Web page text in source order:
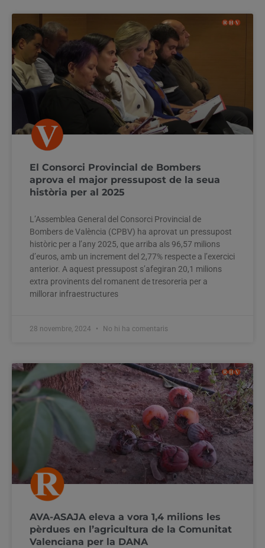
El Consorci Provincial de Bombers
aprova el major pressupost de la seua
història per al 2025
L’Assemblea General del Consorci Provincial de
Bombers de València (CPBV) ha aprovat un pressupost
històric per a l’any 2025, que arriba als 96,57 milions
d’euros, amb un increment del 2,77% respecte a l’exercici
anterior. A aquest pressupost s’afegiran 20,1 milions
extra provinents del romanent de tresoreria per a
millorar infraestructures
28 novembre, 2024 No hi ha comentaris
AVA-ASAJA eleva a vora 1,4 milions les
pèrdues en l’agricultura de la Comunitat
Valenciana per la DANA